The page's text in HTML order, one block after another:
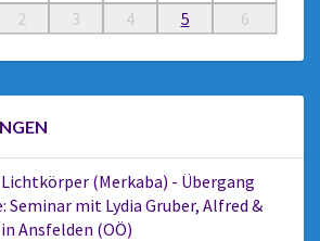
2 3 4 5 6
(Merkaba) - Übergang
Seminar mit Lydia Gruber, Alfred &
Ansfelden (OÖ)